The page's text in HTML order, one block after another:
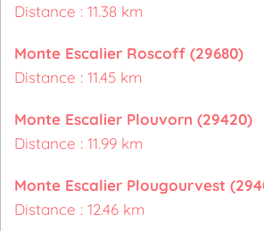
Distance : 11.38 km
Monte Escalier Roscoff (29680)
Distance : 11.45 km
Monte Escalier Plouvorn (29420)
Distance : 11.99 km
Monte Escalier Plougourvest
Distance : 12.46 km